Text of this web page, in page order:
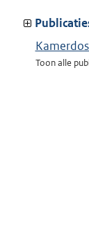
van:
Toon alle